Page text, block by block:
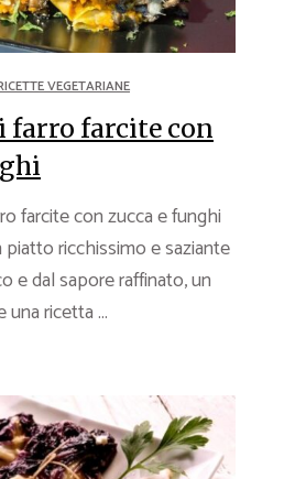
VEGETARIANE
farro farcite con
farcite con zucca e funghi
ricchissimo e saziante
e dal sapore raffinato, un
ricetta ...